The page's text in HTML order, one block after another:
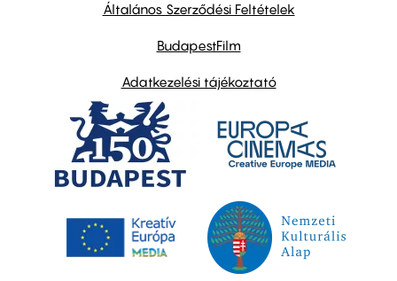
Általános Szerződési Feltételek
BudapestFilm
Adatkezelési tájékoztató